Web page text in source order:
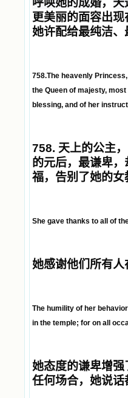
呼唤她的成婚， 天
更美丽的面容出
她许配给最纯洁、
758.The heavenly
the Queen of majesty,
blessing, and of her
758. 天上的公主
的元后，最谦卑
福，告别了她的
She gave thanks to all of
她感谢他们所有
The humility of her
in the temple; for on all
她态度的谦卑增
任何场合，她说